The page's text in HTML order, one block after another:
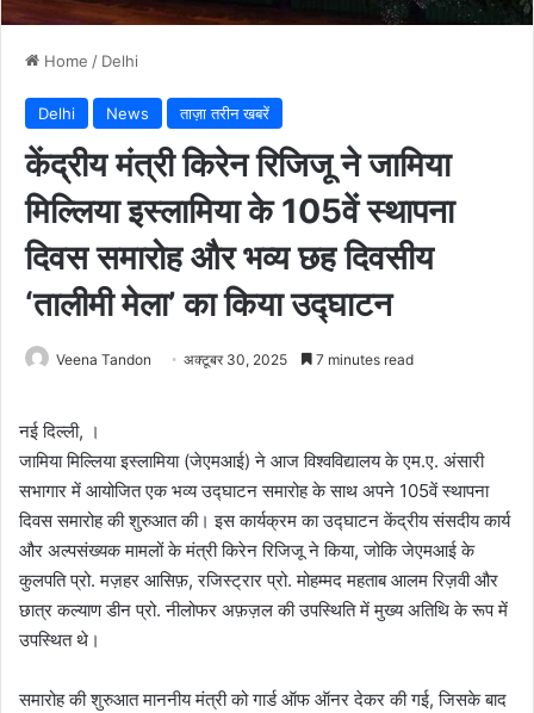
Home / Delhi
Delhi News ताज़ा तरीन खबरें
केंद्रीय मंत्री किरेन रिजिजू ने जामिया
मिल्लिया इस्लामिया के 105वें स्थापना
दिवस समारोह और भव्य छह दिवसीय
‘तालीमी मेला’ का किया उद्घाटन
Veena Tandon अक्टूबर 30, 2025 7 minutes read
नई दिल्ली, ।
जामिया मिल्लिया इस्लामिया (जेएमआई) ने आज विश्वविद्यालय के एम.ए. अंसारी
सभागार में आयोजित एक भव्य उद्घाटन समारोह के साथ अपने 105वें स्थापना
दिवस समारोह की शुरुआत की। इस कार्यक्रम का उद्घाटन केंद्रीय संसदीय कार्य
और अल्पसंख्यक मामलों के मंत्री किरेन रिजिजू ने किया, जोकि जेएमआई के
कुलपति प्रो. मज़हर आसिफ़, रजिस्ट्रार प्रो. मोहम्मद महताब आलम रिज़वी और
छात्र कल्याण डीन प्रो. नीलोफर अफ़ज़ल की उपस्थिति में मुख्य अतिथि के रूप में
उपस्थित थे।
समारोह की शुरुआत माननीय मंत्री को गार्ड ऑफ ऑनर देकर की गई, जिसके बाद